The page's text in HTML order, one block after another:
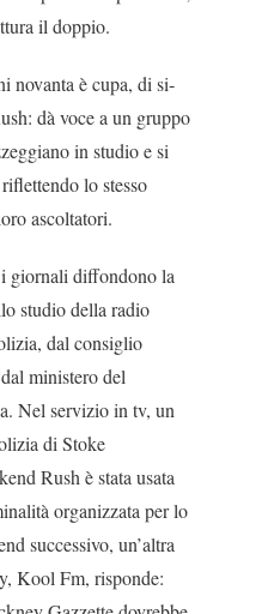
il doppio.
novanta è cupa, di si­
dà voce a un gruppo
in studio e si
lo stesso
ascoltatori.
giornali diffondono la
studio della radio
dal consiglio
ministero del
Nel servizio in tv, un
di Stoke
Rush è stata usata
orga­nizzata per lo
successi­vo, un’altra
Kool Fm, ri­sponde: